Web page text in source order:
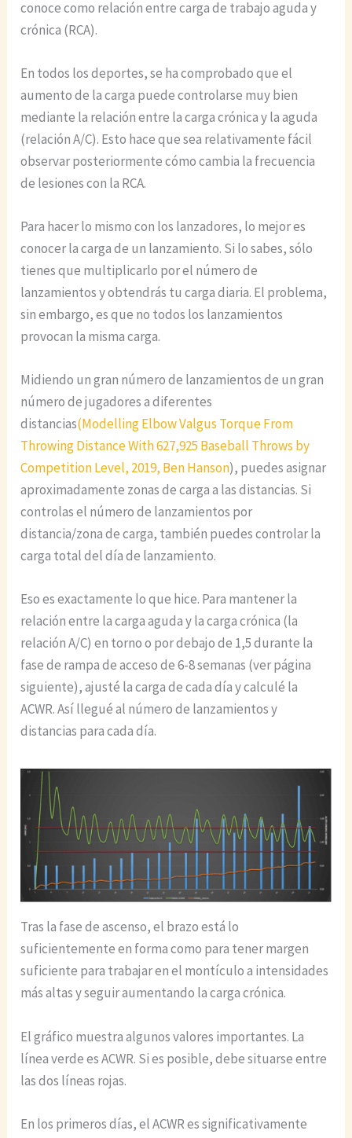
conoce como relación entre carga de trabajo aguda y
crónica (RCA).
En todos los deportes, se ha comprobado que el
aumento de la carga puede controlarse muy bien
mediante la relación entre la carga crónica y la aguda
(relación A/C). Esto hace que sea relativamente fácil
observar posteriormente cómo cambia la frecuencia
de lesiones con la RCA.
Para hacer lo mismo con los lanzadores, lo mejor es
conocer la carga de un lanzamiento. Si lo sabes, sólo
tienes que multiplicarlo por el número de
lanzamientos y obtendrás tu carga diaria. El problema,
sin embargo, es que no todos los lanzamientos
provocan la misma carga.
Midiendo un gran número de lanzamientos de un gran
número de jugadores a diferentes
distancias(Modelling Elbow Valgus Torque From
Throwing Distance With 627,925 Baseball Throws by
Competition Level, 2019, Ben Hanson), puedes asignar
aproximadamente zonas de carga a las distancias. Si
controlas el número de lanzamientos por
distancia/zona de carga, también puedes controlar la
carga total del día de lanzamiento.
Eso es exactamente lo que hice. Para mantener la
relación entre la carga aguda y la carga crónica (la
relación A/C) en torno o por debajo de 1,5 durante la
fase de rampa de acceso de 6-8 semanas (ver página
siguiente), ajusté la carga de cada día y calculé la
ACWR. Así llegué al número de lanzamientos y
distancias para cada día.
Tras la fase de ascenso, el brazo está lo
suficientemente en forma como para tener margen
suficiente para trabajar en el montículo a intensidades
más altas y seguir aumentando la carga crónica.
El gráfico muestra algunos valores importantes. La
línea verde es ACWR. Si es posible, debe situarse entre
las dos líneas rojas.
En los primeros días, el ACWR es significativamente